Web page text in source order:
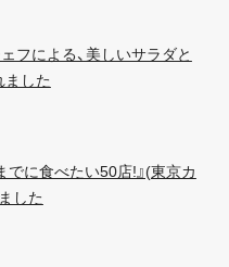
フによる、美しいサラダと
ました
に食べたい50店!』(東京カ
した